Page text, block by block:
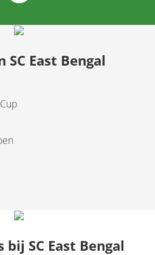
SC East Bengal
bij SC East Bengal